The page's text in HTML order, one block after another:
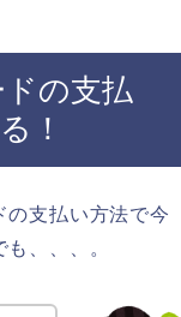
の支払
！
の支払い方法で今
、、、。